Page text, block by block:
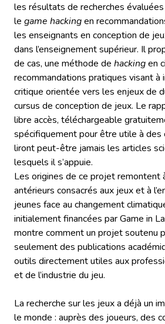
les résultats de recherches
le game hackingen
les enseignants en conception de
dans l’enseignement supérieur. Il
de cas, une méthode de hackingen
recommandations pratiques visant
critique orientée vers les enjeux de
cursus de conception de jeux. Le
libre accès, téléchargeable
spécifiquement pour être utile à des
liront peut-être jamais les articles
lesquels il s’appuie.
Les origines de ce projet remontent
antérieurs consacrés aux jeux et à
jeunes face au changement
initialement financées par Game in
montre comment un projet soutenu
seulement des publications
outils directement utiles aux
et de l’industrie du jeu.
La recherche sur les jeux a déjà un
le monde : auprès des joueurs, des